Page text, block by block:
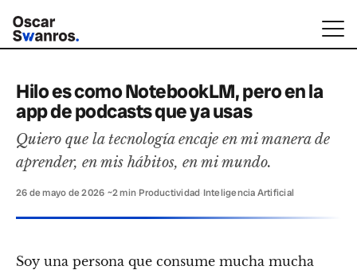
Hilo es como NotebookLM, pero en la
app de podcasts que ya usas
Quiero que la tecnología encaje en mi manera de
aprender, en mis hábitos, en mi mundo.
26 de mayo de 2026 ~2 min Productividad Inteligencia Artificial
Soy una persona que consume mucha mucha